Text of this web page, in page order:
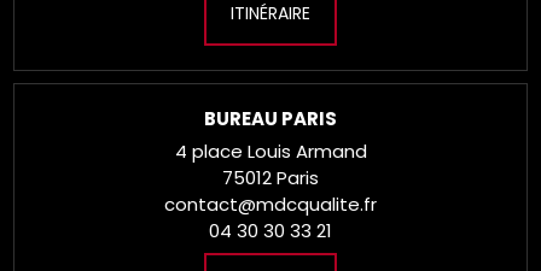
ITINÉRAIRE
BUREAU PARIS
4 place Louis Armand
75012 Paris
contact@mdcqualite.fr
04 30 30 33 21